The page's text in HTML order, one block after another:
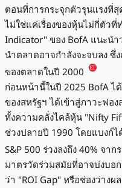
ตอนที่การกระจุกตัวรุนแรงที่
ไม่ใช่แค่เรื่องของหุ้นไม่กี่ตัว
Indicator" ของ BofA แนะน
นำตลาดอาจกำลังจะจบลง ซึ่
ของตลาดในปี 2000
ก่อนหน้านี้ในปี 2025 BofA ไ
ของสหรัฐฯ ได้เข้าสู่ภาวะฟอ
ทั้งความคลั่งไคล้หุ้น "Nifty
ช่วงปลายปี 1990 โดยแบงก์
S&P 500 ร่วงลงถึง 40% จาก
มาตรวัดร่วมสมัยที่อาจบ่งบอ
ว่า "ROI Gap" หรือช่องว่าง